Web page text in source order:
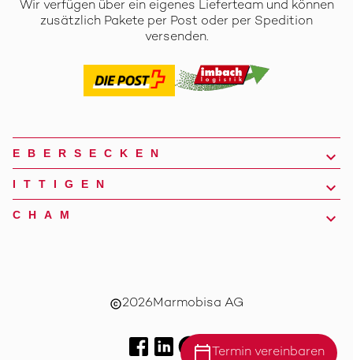
Wir verfügen über ein eigenes Lieferteam und können
zusätzlich Pakete per Post oder per Spedition
versenden.
calendar_today Termin vereinbaren
EBERSECKEN
ITTIGEN
CHAM
copyright2026Marmobisa AG